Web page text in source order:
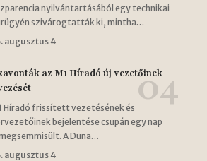
nyilvántartásából egy technikai
szivárogtatták ki, mintha…
augusztus 4
az M1 Híradó új vezetőinek
Híradó frissített vezetésének és
bejelentése csupán egy nap
A Duna…
augusztus 4